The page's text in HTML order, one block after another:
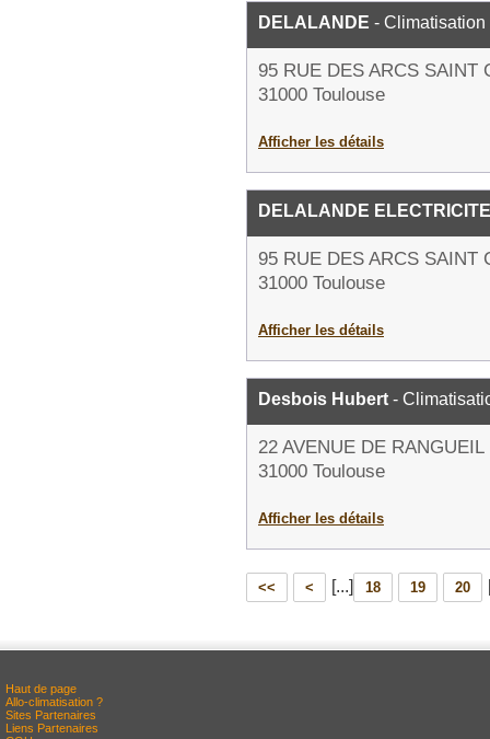
DELALANDE - Climatisation
95 RUE DES ARCS SAINT
31000 Toulouse
Afficher les détails
DELALANDE ELECTRICITE
95 RUE DES ARCS SAINT
31000 Toulouse
Afficher les détails
Desbois Hubert -
22 AVENUE DE RANGUEIL
31000 Toulouse
Afficher les détails
<< < [...] 18 19 20
Haut de page
Allo-climatisation ?
Sites Partenaires
Liens Partenaires